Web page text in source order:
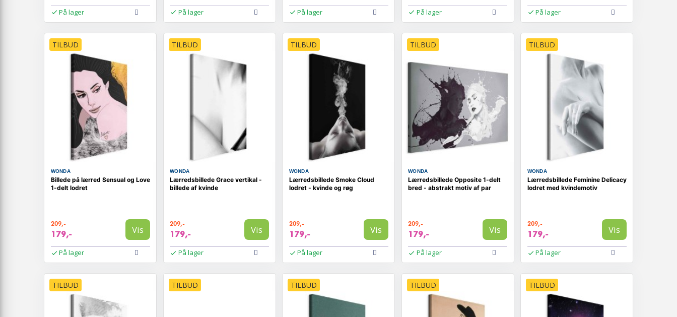
På lager På lager På lager På lager På lager
TILBUD
WONDA
Billede på lærred Sensual og Love
1-delt lodret
209,-
179,- Vis
På lager
TILBUD
WONDA
Lærredsbillede Grace vertikal -
billede af kvinde
209,-
179,- Vis
På lager
TILBUD
WONDA
Lærredsbillede Smoke Cloud
lodret - kvinde og røg
209,-
179,- Vis
På lager
TILBUD
WONDA
Lærredsbillede Opposite 1-delt
bred - abstrakt motiv af par
209,-
179,- Vis
På lager
TILBUD
WONDA
Lærredsbillede Feminine Delicacy
lodret med kvindemotiv
209,-
179,- Vis
På lager
TILBUD TILBUD TILBUD TILBUD TILBUD